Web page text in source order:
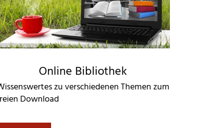
Online Bibliothek
zu verschiedenen Themen zum
Download